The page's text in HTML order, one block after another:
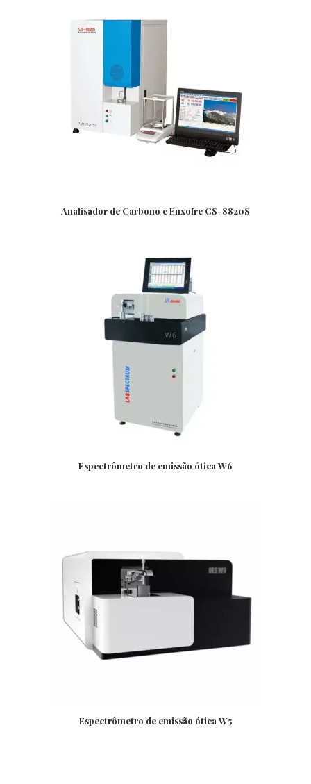
Analisador de Carbono e Enxofre CS-8820S
Espectrômetro de emissão ótica W6
Espectrômetro de emissão ótica W5